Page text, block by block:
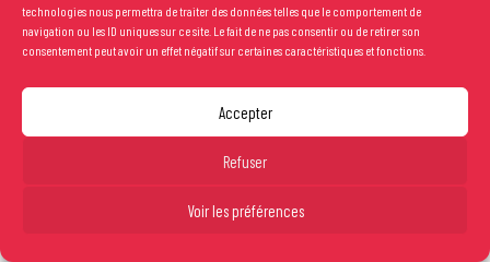
technologies nous permettra de traiter des données telles que le comportement de
navigation ou les ID uniques sur ce site. Le fait de ne pas consentir ou de retirer son
consentement peut avoir un effet négatif sur certaines caractéristiques et fonctions.
Accepter
Refuser
Voir les préférences
Enfants (-12 ans) et étudiants de l’École Normale : Gratuit
75017 Paris